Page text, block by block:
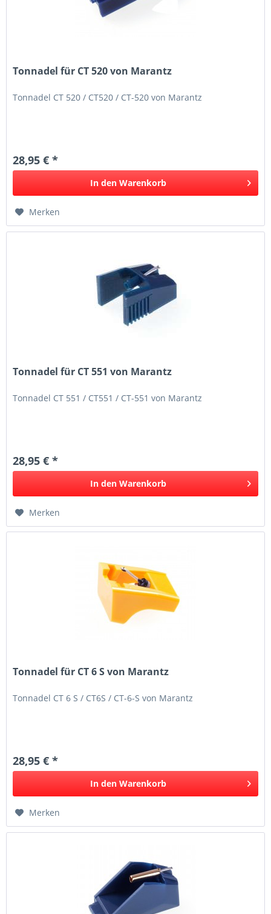
Tonnadel für CT 520 von Marantz
Tonnadel CT 520 / CT520 / CT-520 von Marantz
28,95 € *
In den Warenkorb
Merken
Tonnadel für CT 551 von Marantz
Tonnadel CT 551 / CT551 / CT-551 von Marantz
28,95 € *
In den Warenkorb
Merken
Tonnadel für CT 6 S von Marantz
Tonnadel CT 6 S / CT6S / CT-6-S von Marantz
28,95 € *
In den Warenkorb
Merken